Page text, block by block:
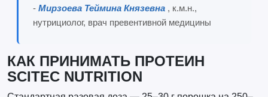
- Мирзоева Теймина Князевна , к.м.н.,
нутрициолог, врач превентивной медицины
КАК ПРИНИМАТЬ ПРОТЕИН
SCITEC NUTRITION